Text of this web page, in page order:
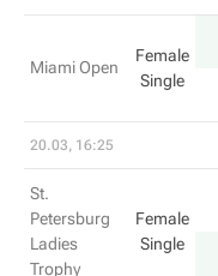
Miami Open
Female
Single
20.03, 16:25
St.
Petersburg
Ladies
Trophy
Female
Single